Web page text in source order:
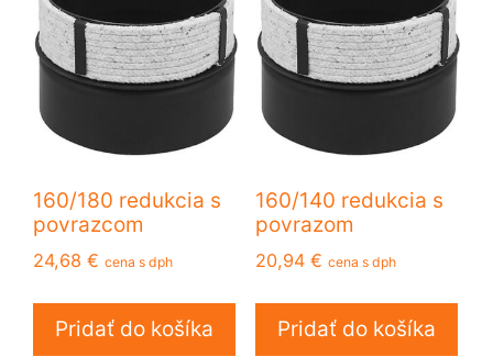
160/180 redukcia s
povrazcom
24,68 € cena s dph
Pridať do košíka
160/140 redukcia s
povrazom
20,94 € cena s dph
Pridať do košíka